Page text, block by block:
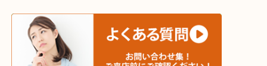
西大寺・生駒市・加茂町・城山台・州見台